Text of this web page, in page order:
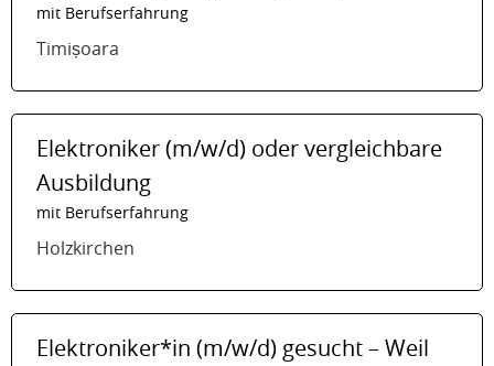
mit Berufserfahrung
Timișoara
Elektroniker (m/w/d) oder vergleichbare
Ausbildung
mit Berufserfahrung
Holzkirchen
Elektroniker*in (m/w/d) gesucht – Weil